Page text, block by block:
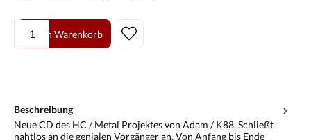
Produkt Anzahl: Gib den gewünschten Wert ein oder benutze die
In den Warenkorb
Beschreibung
Neue CD des HC / Metal Projektes von Adam / K88. Schließt
nahtlos an die genialen Vorgänger an. Von Anfang bis Ende